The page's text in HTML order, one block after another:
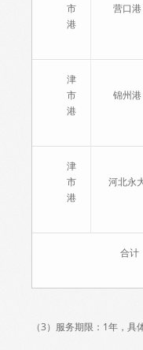
市
港
营口港
津
市
港
锦州港
津
市
港
河北永
合计
（3）服务期限：1年，具